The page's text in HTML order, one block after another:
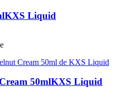
KXS Liquid
50mlKXS Liquid